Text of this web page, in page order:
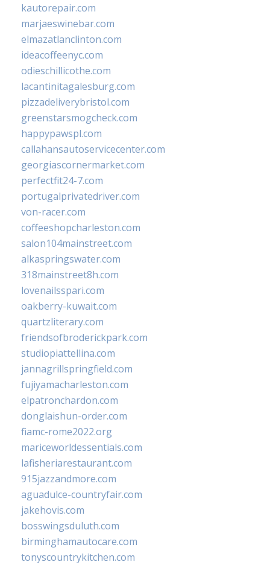
kautorepair.com
marjaeswinebar.com
elmazatlanclinton.com
ideacoffeenyc.com
odieschillicothe.com
lacantinitagalesburg.com
pizzadeliverybristol.com
greenstarsmogcheck.com
happypawspl.com
callahansautoservicecenter.com
georgiascornermarket.com
perfectfit24-7.com
portugalprivatedriver.com
von-racer.com
coffeeshopcharleston.com
salon104mainstreet.com
alkaspringswater.com
318mainstreet8h.com
lovenailsspari.com
oakberry-kuwait.com
quartzliterary.com
friendsofbroderickpark.com
studiopiattellina.com
jannagrillspringfield.com
fujiyamacharleston.com
elpatronchardon.com
donglaishun-order.com
fiamc-rome2022.org
mariceworldessentials.com
lafisheriarestaurant.com
915jazzandmore.com
aguadulce-countryfair.com
jakehovis.com
bosswingsduluth.com
birminghamautocare.com
tonyscountrykitchen.com